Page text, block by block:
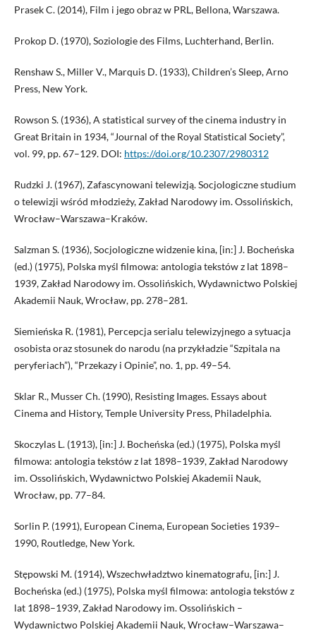
Prasek C. (2014), Film i jego obraz w PRL, Bellona, Warszawa.
Prokop D. (1970), Soziologie des Films, Luchterhand, Berlin.
Renshaw S., Miller V., Marquis D. (1933), Children’s Sleep, Arno
Press, New York.
Rowson S. (1936), A statistical survey of the cinema industry in
Great Britain in 1934, “Journal of the Royal Statistical Society”,
vol. 99, pp. 67–129. DOI: https://doi.org/10.2307/2980312
Rudzki J. (1967), Zafascynowani telewizją. Socjologiczne studium
o telewizji wśród młodzieży, Zakład Narodowy im. Ossolińskich,
Wrocław–Warszawa–Kraków.
Salzman S. (1936), Socjologiczne widzenie kina, [in:] J. Bocheńska
(ed.) (1975), Polska myśl filmowa: antologia tekstów z lat 1898–
1939, Zakład Narodowy im. Ossolińskich, Wydawnictwo Polskiej
Akademii Nauk, Wrocław, pp. 278–281.
Siemieńska R. (1981), Percepcja serialu telewizyjnego a sytuacja
osobista oraz stosunek do narodu (na przykładzie “Szpitala na
peryferiach”), “Przekazy i Opinie”, no. 1, pp. 49–54.
Sklar R., Musser Ch. (1990), Resisting Images. Essays about
Cinema and History, Temple University Press, Philadelphia.
Skoczylas L. (1913), [in:] J. Bocheńska (ed.) (1975), Polska myśl
filmowa: antologia tekstów z lat 1898–1939, Zakład Narodowy
im. Ossolińskich, Wydawnictwo Polskiej Akademii Nauk,
Wrocław, pp. 77–84.
Sorlin P. (1991), European Cinema, European Societies 1939–
1990, Routledge, New York.
Stępowski M. (1914), Wszechwładztwo kinematografu, [in:] J.
Bocheńska (ed.) (1975), Polska myśl filmowa: antologia tekstów z
lat 1898–1939, Zakład Narodowy im. Ossolińskich –
Wydawnictwo Polskiej Akademii Nauk, Wrocław–Warszawa–